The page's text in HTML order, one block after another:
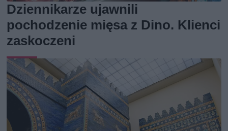
Dziennikarze ujawnili
pochodzenie mięsa z Dino. Klienci
zaskoczeni